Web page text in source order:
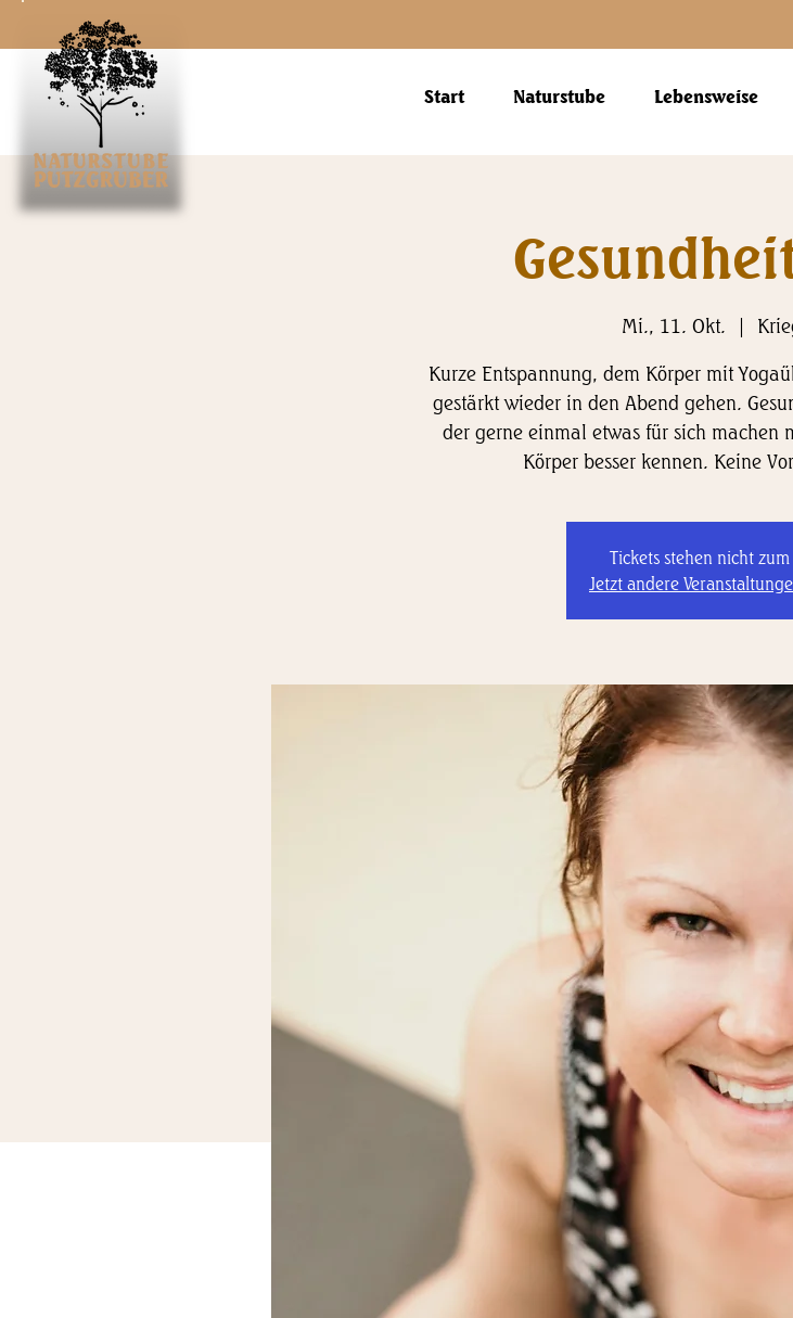
Start Naturstube Lebensweise
Mi., 11. Okt.
  |
Kurze Entspannung, dem Körper mit
gestärkt wieder in den Abend gehen.
der gerne einmal etwas für sich machen
Körper besser kennen. Keine
Tickets stehen nicht
Jetzt andere